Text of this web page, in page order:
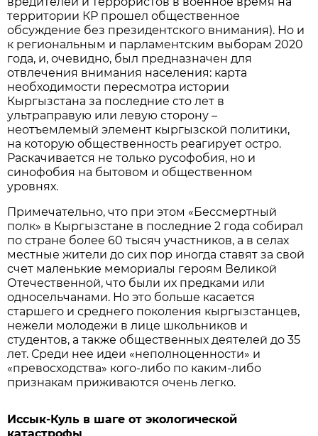
территории КР прошел общественное
обсуждение без президентского внимания). Но и
к региональным и парламентским выборам 2020
года, и, очевидно, был предназначен для
отвлечения внимания населения: карта
необходимости пересмотра истории
Кыргызстана за последние сто лет в
ультраправую или левую сторону –
неотъемлемый элемент кыргызской политики,
на которую общественность реагирует остро.
Раскачивается не только русофобия, но и
синофобия на бытовом и общественном
уровнях.
Примечательно, что при этом «Бессмертный
полк» в Кыргызстане в последние 2 года собирал
по стране более 60 тысяч участников, а в селах
местные жители до сих пор иногда ставят за свой
счет маленькие мемориалы героям Великой
Отечественной, что были их предками или
односельчанами. Но это больше касается
старшего и среднего поколения кыргызстанцев,
нежели молодежи в лице школьников и
студентов, а также общественных деятелей до 35
лет. Среди нее идеи «неполноценности» и
«превосходства» кого-либо по каким-либо
признакам приживаются очень легко.
Иссык-Куль в шаге от экологической